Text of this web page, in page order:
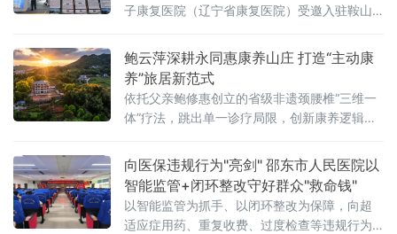
子康复医院（辽宁省康复医院）受邀入驻鞍山
面向海内外客商与中老年群众普及老年康养知
识、传播科学健康理念，全方位展示鞍山特色
温泉+康复、医养结合产业优
鲍云萍深耕永同惠康养山庄 打造“主动康
养”旅居新范式
依托父亲鲍修惠创立的省级非遗颈腰椎“三维一
体”疗法，跳出单一诊疗局限，创新康养逻辑与
林、庄寨、温泉资源，构建“非遗中医+古建+山
野旅居”融合业态，为县域医旅融合、乡村振兴
提供可行样板。
向医保违规行为"亮剑" 邵东市人民医院以
智能监管+闭环整改守好群众"救命钱"
以智能监管为抓手、以闭环整改为保障，向超
适应症用药、重复收费、过度检查等违规行为